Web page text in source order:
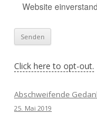
Website
Click here to opt-out.
Abschweifende
25. Mai 2019